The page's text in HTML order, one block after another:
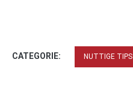
CATEGORIE: NUTTIGE TIPS